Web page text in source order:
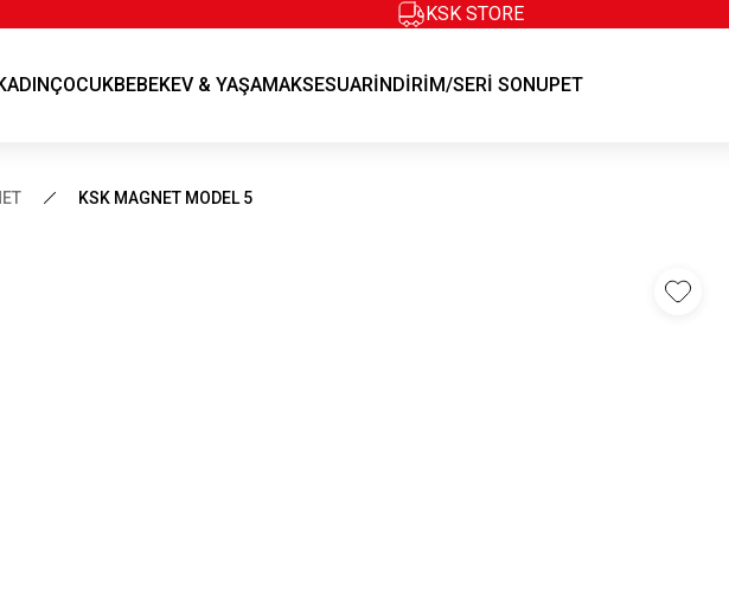
KSK STORE
KSK STORE
ÇOCUKBEBEKEV & YAŞAMAKSESUARİNDİRİM/SERİ SONUPET
KSK MAGNET MODEL 5